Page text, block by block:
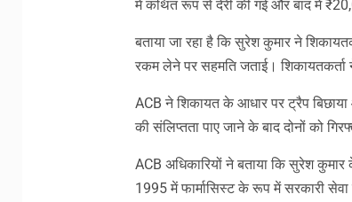
में कथित रूप से देरी की गई और बाद में
बताया जा रहा है कि सुरेश कुमार ने
रकम लेने पर सहमति जताई।
ACB ने शिकायत के आधार पर ट्रैप
की संलिप्तता पाए जाने के बाद दोनों को
ACB अधिकारियों ने बताया कि सुरेश
1995 में फार्मासिस्ट के रूप में सरकारी